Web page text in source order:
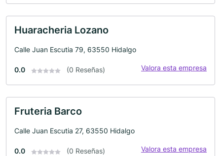
Huaracheria Lozano
Calle Juan Escutia 79, 63550 Hidalgo
0.0 (0 Reseñas) Valora esta empresa
Fruteria Barco
Calle Juan Escutia 27, 63550 Hidalgo
0.0 (0 Reseñas) Valora esta empresa